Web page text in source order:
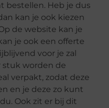
bestellen. Heb je dus
kan je ook kiezen
de website kan je
je ook een offerte
voor je zal
stuk worden de
verpakt, zodat deze
en je deze zo kunt
Ook zit er bij dit